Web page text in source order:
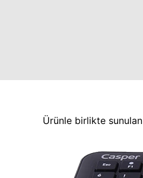
Ürünle birlikte